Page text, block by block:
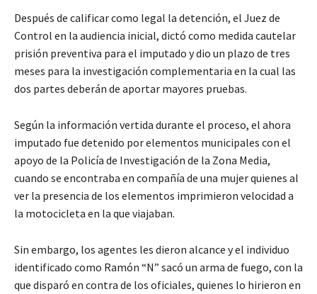
Después de calificar como legal la detención, el Juez de
Control en la audiencia inicial, dictó como medida cautelar
prisión preventiva para el imputado y dio un plazo de tres
meses para la investigación complementaria en la cual las
dos partes deberán de aportar mayores pruebas.
Según la información vertida durante el proceso, el ahora
imputado fue detenido por elementos municipales con el
apoyo de la Policía de Investigación de la Zona Media,
cuando se encontraba en compañía de una mujer quienes al
ver la presencia de los elementos imprimieron velocidad a
la motocicleta en la que viajaban.
Sin embargo, los agentes les dieron alcance y el individuo
identificado como Ramón “N” sacó un arma de fuego, con la
que disparó en contra de los oficiales, quienes lo hirieron en